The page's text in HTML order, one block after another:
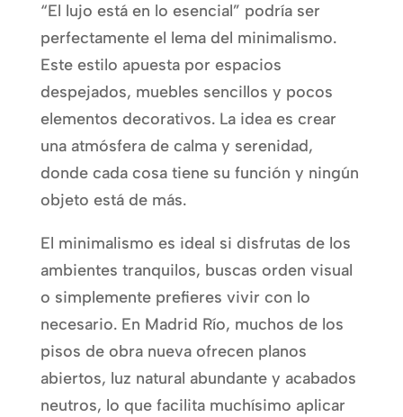
“El lujo está en lo esencial” podría ser
perfectamente el lema del minimalismo.
Este estilo apuesta por espacios
despejados, muebles sencillos y pocos
elementos decorativos. La idea es crear
una atmósfera de calma y serenidad,
donde cada cosa tiene su función y ningún
objeto está de más.
El minimalismo es ideal si disfrutas de los
ambientes tranquilos, buscas orden visual
o simplemente prefieres vivir con lo
necesario. En Madrid Río, muchos de los
pisos de obra nueva ofrecen planos
abiertos, luz natural abundante y acabados
neutros, lo que facilita muchísimo aplicar